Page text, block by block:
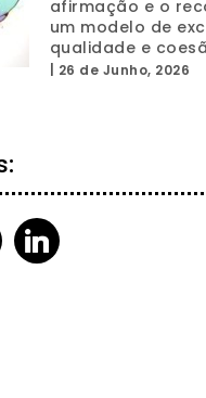
afirmação e o
um modelo de
qualidade e
26 de Junho, 2026
linkedin